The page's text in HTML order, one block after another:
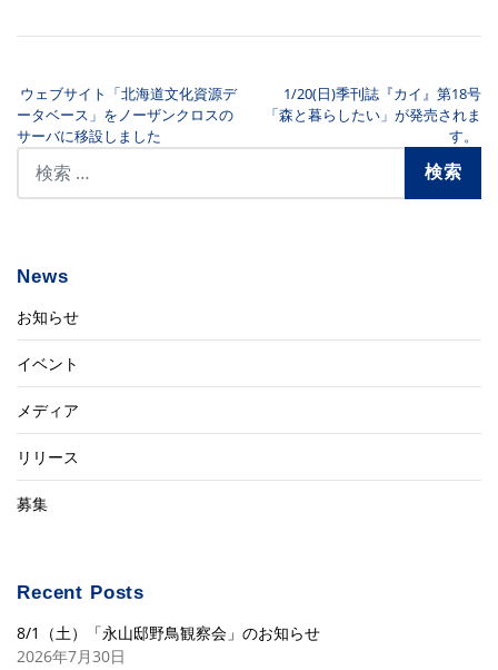
投稿ナビゲーション
ウェブサイト「北海道文化資源デ
ータベース」をノーザンクロスの
サーバに移設しました
1/20(日)季刊誌『カイ』第18号
「森と暮らしたい」が発売されま
す。
News
お知らせ
イベント
メディア
リリース
募集
Recent Posts
8/1（土）「永山邸野鳥観察会」のお知らせ
2026年7月30日